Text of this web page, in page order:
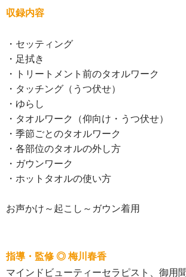
収録内容
・セッティング
・足拭き
・トリートメント前のタオルワーク
・タッチング（うつ伏せ）
・ゆらし
・タオルワーク（仰向け・うつ伏せ）
・季節ごとのタオルワーク
・各部位のタオルの外し方
・ガウンワーク
・ホットタオルの使い方
お声かけ～起こし～ガウン着用
指導・監修 ◎ 梅川春香
マインドビューティーセラピスト、御用